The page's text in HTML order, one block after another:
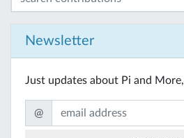
Newsletter
Just updates about Pi and
@